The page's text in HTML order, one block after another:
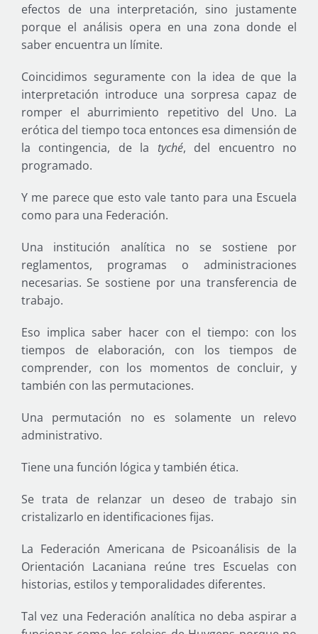
efectos de una interpretación, sino justamente
porque el análisis opera en una zona donde el
saber encuentra un límite.
Coincidimos seguramente con la idea de que la
interpretación introduce una sorpresa capaz de
romper el aburrimiento repetitivo del Uno. La
erótica del tiempo toca entonces esa dimensión de
la contingencia, de la tyché, del encuentro no
programado.
Y me parece que esto vale tanto para una Escuela
como para una Federación.
Una institución analítica no se sostiene por
reglamentos, programas o administraciones
necesarias. Se sostiene por una transferencia de
trabajo.
Eso implica saber hacer con el tiempo: con los
tiempos de elaboración, con los tiempos de
comprender, con los momentos de concluir, y
también con las permutaciones.
Una permutación no es solamente un relevo
administrativo.
Tiene una función lógica y también ética.
Se trata de relanzar un deseo de trabajo sin
cristalizarlo en identificaciones fijas.
La Federación Americana de Psicoanálisis de la
Orientación Lacaniana reúne tres Escuelas con
historias, estilos y temporalidades diferentes.
Tal vez una Federación analítica no deba aspirar a